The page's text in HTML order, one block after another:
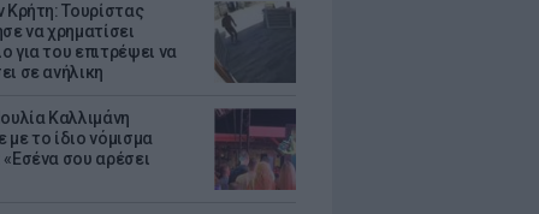
Κρήτη: Τουρίστας
να χρηματίσει
για του επιτρέψει να
σε ανήλικη
Καλλιμάνη
το ίδιο νόμισμα
σου αρέσει